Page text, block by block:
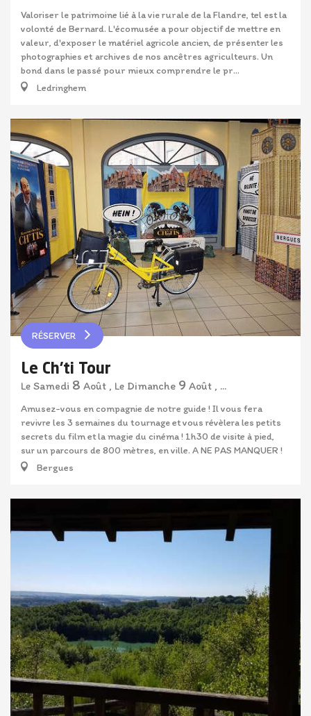
Valoriser le patrimoine lié à la vie rurale de la Flandre, tel est la
volonté de Bernard. L'écomusée a pour objectif de mettre en
valeur, d'exposer le matériel agricole ancien, de présenter les
photographies et archives de nos ancêtres agriculteurs. Un
bond dans le passé pour mieux comprendre le pr...
Ledringhem
RÉSERVER
Le Ch'ti Tour
Le Samedi 8 Août , Le Dimanche 9 Août , ...
Amusez-vous en compagnie de notre guide ! Il vous fera
revivre les 3 semaines du tournage et vous révèlera les petits
secrets du film et la magie du cinéma ! 1h30 de visite à pied,
sur un parcours de 800 mètres, en ville. A NE PAS MANQUER !
Bergues